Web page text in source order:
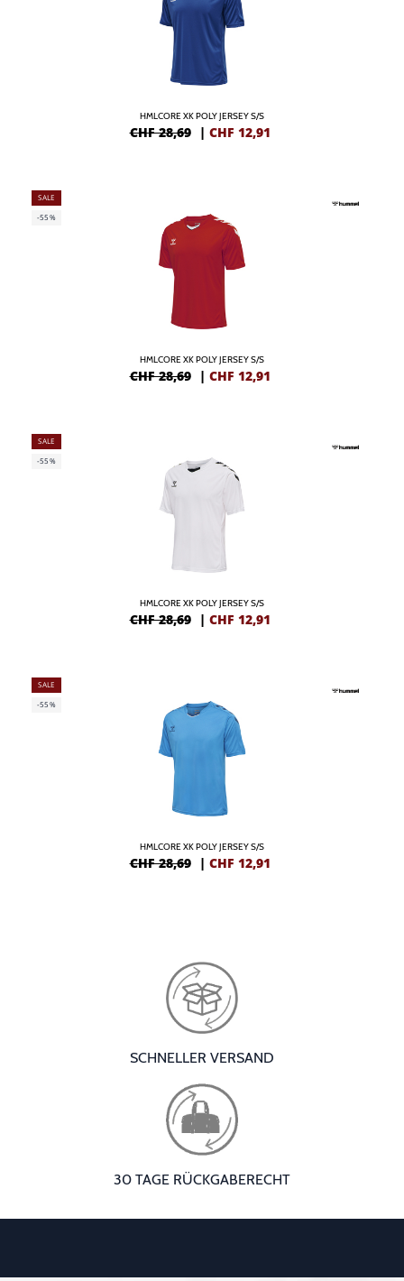
HMLCORE XK POLY JERSEY S/S
CHF 28,69 | CHF 12,91
SALE
-55%
HMLCORE XK POLY JERSEY S/S
CHF 28,69 | CHF 12,91
SALE
-55%
HMLCORE XK POLY JERSEY S/S
CHF 28,69 | CHF 12,91
SALE
-55%
HMLCORE XK POLY JERSEY S/S
CHF 28,69 | CHF 12,91
SCHNELLER VERSAND
30 TAGE RÜCKGABERECHT